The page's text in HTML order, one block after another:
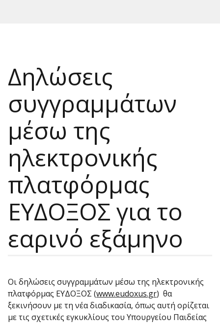
Δηλώσεις
συγγραμμάτων
μέσω της
ηλεκτρονικής
πλατφόρμας
ΕΥΔΟΞΟΣ για το
εαρινό εξάμηνο
Οι δηλώσεις συγγραμμάτων μέσω της ηλεκτρονικής
πλατφόρμας ΕΥΔΟΞΟΣ (www.eudoxus.gr) θα
ξεκινήσουν με τη νέα διαδικασία, όπως αυτή ορίζεται
με τις σχετικές εγκυκλίους του Υπουργείου Παιδείας